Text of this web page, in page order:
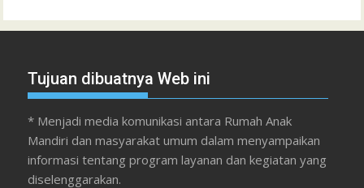
Tujuan dibuatnya Web ini
* Menjadi media komunikasi antara Rumah Anak
Mandiri dan masyarakat umum dalam menyampaikan
informasi tentang program layanan dan kegiatan yang
diselenggarakan.